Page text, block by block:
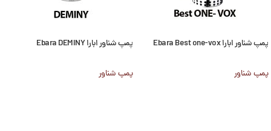
پمپ شناور ابارا Ebara Best one-vox
پمپ شناور
پمپ شناور ابارا Ebara DEMINY
پمپ شناور